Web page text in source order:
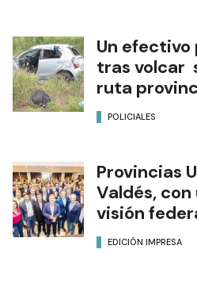
Un
tras volcar
ruta
POLICIALES
Provincias
Valdés,
visión
EDICIÓN IMPRESA